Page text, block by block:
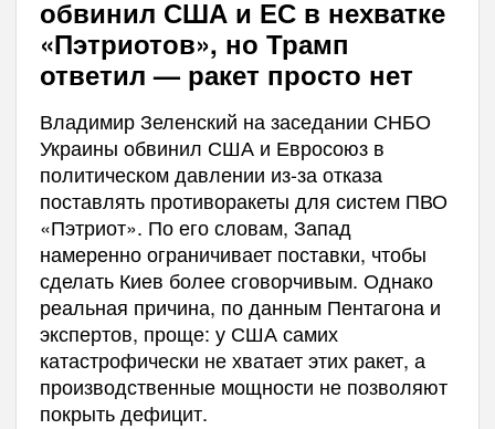
обвинил США и ЕС в нехватке
«Пэтриотов», но Трамп
ответил — ракет просто нет
Владимир Зеленский на заседании СНБО
Украины обвинил США и Евросоюз в
политическом давлении из-за отказа
поставлять противоракеты для систем ПВО
«Пэтриот». По его словам, Запад
намеренно ограничивает поставки, чтобы
сделать Киев более сговорчивым. Однако
реальная причина, по данным Пентагона и
экспертов, проще: у США самих
катастрофически не хватает этих ракет, а
производственные мощности не позволяют
покрыть дефицит.